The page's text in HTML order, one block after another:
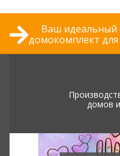
Ваш идеальный
домокомплект для
домов